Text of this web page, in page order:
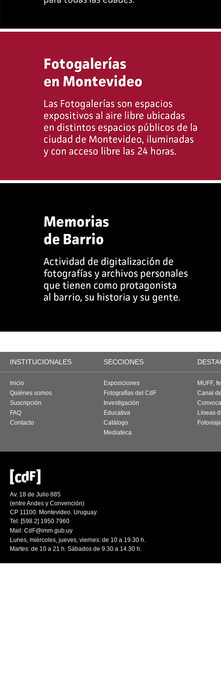
INSTITUCIONALES SECCIONES
Inicio
Quiénes somos
Suscripción
FAQ
Contacto
Exposiciones
Fotografías del CdF
Investigación
Educativa
Catálogo
Mediateca
MUFF,
Canal
Líneas
Av. 18 de Julio 885
(entre Andes y Convención)
CP 11100. Montevideo. Uruguay
Tel: [598 2] 1950 7960
Mail: CdF@imm.gub.uy
Lunes, miércoles, jueves, viernes: de 10 a 19.30 h.
Martes: de 10 a 21 h. Sábados de 9.30 a 14.30 h.